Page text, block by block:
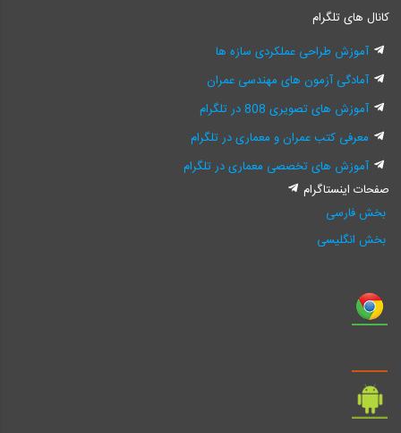
کانال های تلگرام
آموزش طراحی عملکردی سازه ها
آمادگی آزمون های مهندسی عمران
آموزش های تصویری 808 در تلگرام
معرفی کتب عمران و معماری در تلگرام
آموزش های تخصصی معماری در تلگرام
صفحات اینستاگرام
بخش فارسی
بخش انگلیسی